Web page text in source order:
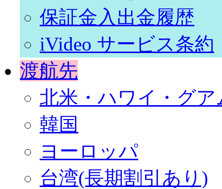
保証金入出金履歴
iVideo サービス条約
渡航先
北米・ハワイ・グア
韓国
ヨーロッパ
台湾(長期割引あり)